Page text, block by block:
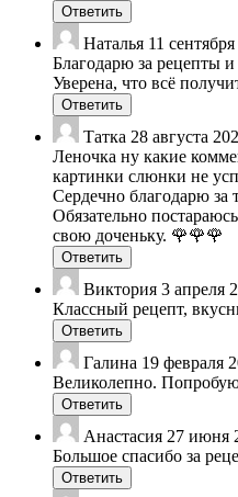
Ответить
Наталья 11
Благодарю за рецепты
Уверена, что всё
Ответить
Татка 28 августа
Леночка ну какие
картинки слюнки не
Сердечно благодарю за
Обязательно
свою доченьку. 🌹🌹🌹
Ответить
Виктория 3 апреля
Классный рецепт,
Ответить
Галина 19 февраля
Великолепно. Попробую
Ответить
Анастасия 27 июня
Большое спасибо за
Ответить